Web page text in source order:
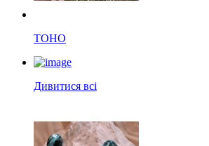
TOHO
Дивитися всі